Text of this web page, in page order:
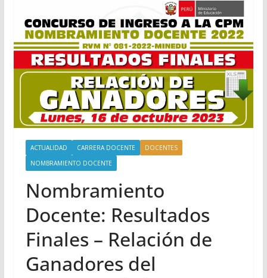
ACTUALIDAD CARRERA DOCENTE
DOCENTES
NOMBRAMIENTO DOCENTE
Nombramiento
Docente: Resultados
Finales – Relación de
Ganadores del